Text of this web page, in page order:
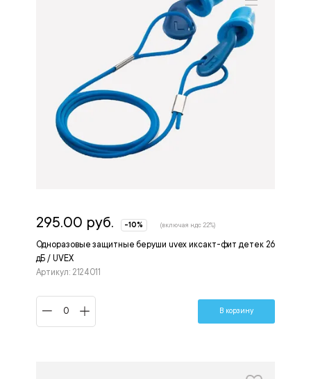
Одноразовые защитные беруши uvex иксакт-фит детек 26
дБ / UVEX
Артикул: 2124011
295.00 руб. -10% (включая ндс 22%)
В корзину